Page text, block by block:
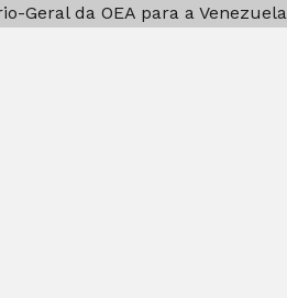
Geral da OEA para a Venezuela